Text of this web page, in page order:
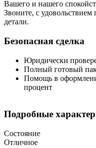
Вашего и нашего
Звоните, с
детали.
Безопасная сделка
Юридически
Полный готовый
Помощь в
процент
Подробные
Состояние
Отличное